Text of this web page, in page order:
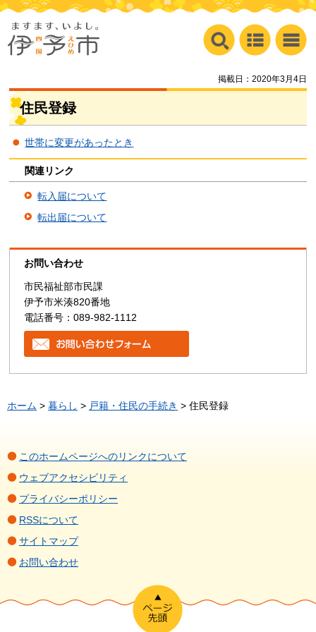
掲載日：2020年3月4日
住民登録
世帯に変更があったとき
関連リンク
転入届について
転出届について
お問い合わせ
市民福祉部市民課
伊予市米湊820番地
電話番号：089-982-1112
ホーム > 暮らし > 戸籍・住民の手続き > 住民登録
このホームページへのリンクについて
ウェブアクセシビリティ
プライバシーポリシー
RSSについて
サイトマップ
お問い合わせ